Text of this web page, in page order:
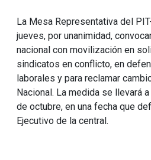
La Mesa Representativa del
jueves, por unanimidad,
nacional con movilización en
sindicatos en conflicto, en
laborales y para reclamar
Nacional. La medida se llevará
de octubre, en una fecha que
Ejecutivo de la central.